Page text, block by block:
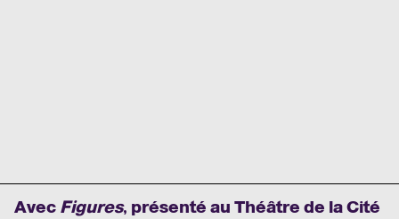
Avec Figures, présenté au Théâtre de la Cité